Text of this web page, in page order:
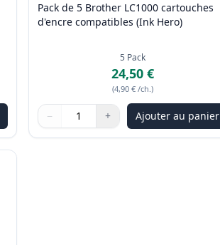
Pack de 5 Brother LC1000 cartouches
d'encre compatibles (Ink Hero)
5 Pack
24,50 €
(4,90 € /ch.)
Quantité
Utilisez les boutons pour ajuster
− +
Quantité Ajouter au panier